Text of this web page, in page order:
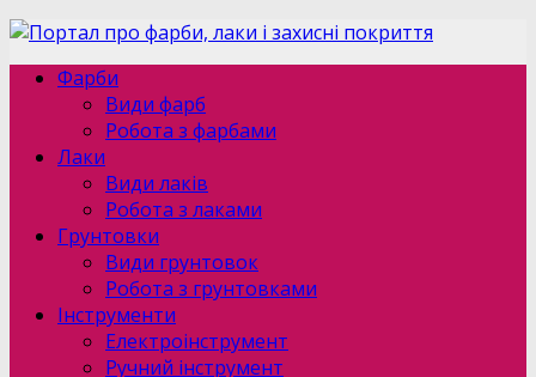
Фарби
Види фарб
Робота з фарбами
Лаки
Види лаків
Робота з лаками
Грунтовки
Види грунтовок
Робота з грунтовками
Інструменти
Електроінструмент
Ручний інструмент